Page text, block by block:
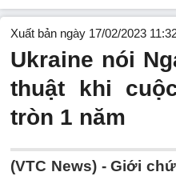
Xuất bản ngày 17/02/2023
Ukraine nói
thuật khi
tròn 1 năm
(VTC News) -Giới